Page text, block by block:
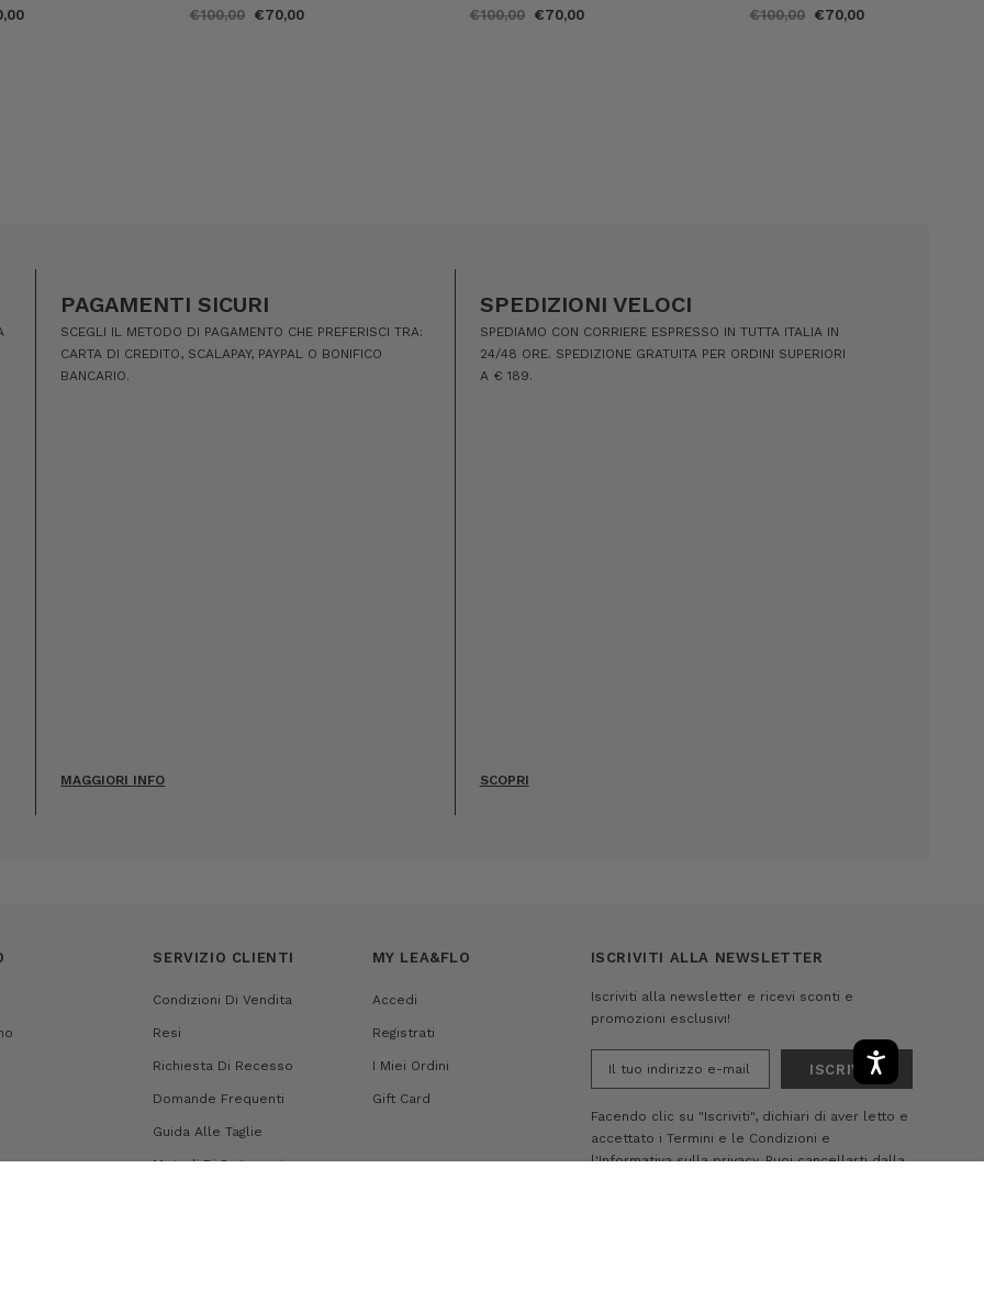
€100,00 €70,00 €100,00 €70,00 €100,00 €70,00
PAGAMENTI SICURI
SCEGLI IL METODO DI PAGAMENTO CHE PREFERISCI TRA:
CARTA DI CREDITO, SCALAPAY, PAYPAL O BONIFICO
BANCARIO.
MAGGIORI INFO
SPEDIZIONI VELOCI
SPEDIAMO CON CORRIERE ESPRESSO IN TUTTA ITALIA IN
24/48 ORE. SPEDIZIONE GRATUITA PER ORDINI SUPERIORI
A € 189.
SCOPRI
SERVIZIO CLIENTI
Condizioni Di Vendita
Resi
Richiesta Di Recesso
Domande Frequenti
Guida Alle Taglie
Metodi Di Pagamento
MY LEA&FLO
Accedi
Registrati
I Miei Ordini
Gift Card
ISCRIVITI ALLA NEWSLETTER
Iscriviti alla newsletter e ricevi sconti e
promozioni esclusivi!
Facendo clic su "Iscriviti", dichiari di aver letto e
accettato i Termini e le Condizioni e
l'Informativa sulla privacy.Puoi cancellarti dalla